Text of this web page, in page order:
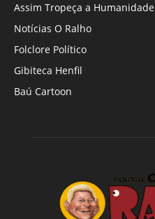
Assim Tropeça a Humanidade
Notícias O Ralho
Folclore Político
Gibiteca Henfil
Baú Cartoon